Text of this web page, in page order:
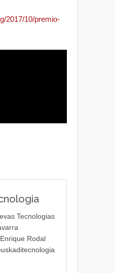
2017/10/premio-
Tecnologias
Rodal